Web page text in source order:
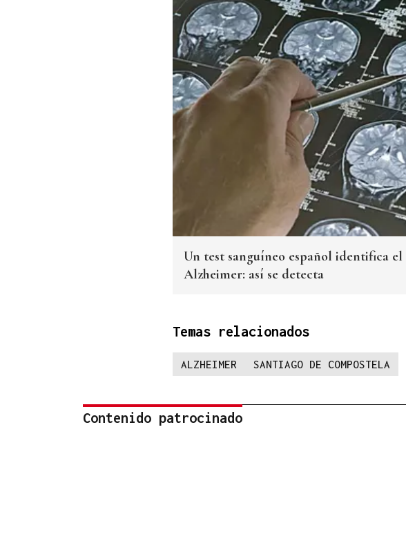
Un test sanguíneo español identifica
Alzheimer: así se detecta
Temas relacionados
ALZHEIMER SANTIAGO DE COMPOSTELA
Contenido patrocinado